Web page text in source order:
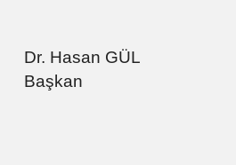
Dr. Hasan GÜL
Başkan